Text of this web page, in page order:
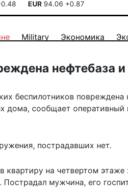
EUR 94.06 +0.87
Military Экономика
нефтебаза
беспилотников повреждена
дома, сообщает оперативный
пострадавших нет.
квартиру на четвертом
мужчина, его